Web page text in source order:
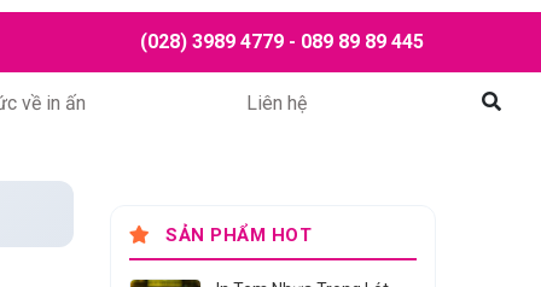
(028) 3989 4779 - 089 89 89 445
về in ấn
Liên hệ
SẢN PHẨM HOT